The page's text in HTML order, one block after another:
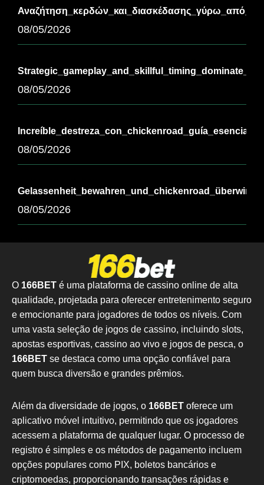
Αναζήτηση_κερδών_και_διασκέδασης_γύρω_από_τ-
08/05/2026
08/05/2026
08/05/2026
08/05/2026
O 166BET é uma plataforma de cassino online de alta
qualidade, projetada para oferecer entretenimento seguro
e emocionante para jogadores de todos os níveis. Com
uma vasta seleção de jogos de cassino, incluindo slots,
apostas esportivas, cassino ao vivo e jogos de pesca, o
166BET se destaca como uma opção confiável para
quem busca diversão e grandes prêmios.
Além da diversidade de jogos, o 166BET oferece um
aplicativo móvel intuitivo, permitindo que os jogadores
acessem a plataforma de qualquer lugar. O processo de
registro é simples e os métodos de pagamento incluem
opções populares como PIX, boletos bancários e
criptomoedas, proporcionando transações rápidas e